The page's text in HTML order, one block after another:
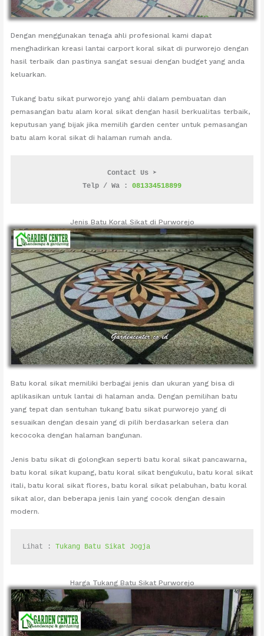
Dengan menggunakan tenaga ahli profesional kami dapat
menghadirkan kreasi lantai carport koral sikat di purworejo dengan
hasil terbaik dan pastinya sangat sesuai dengan budget yang anda
keluarkan.
Tukang batu sikat purworejo yang ahli dalam pembuatan dan
pemasangan batu alam koral sikat dengan hasil berkualitas terbaik,
keputusan yang bijak jika memilih garden center untuk pemasangan
batu alam koral sikat di halaman rumah anda.
Contact Us ➤
Telp / Wa : 081334518899
Jenis Batu Koral Sikat di Purworejo
Batu koral sikat memiliki berbagai jenis dan ukuran yang bisa di
aplikasikan untuk lantai di halaman anda. Dengan pemilihan batu
yang tepat dan sentuhan tukang batu sikat purworejo yang di
sesuaikan dengan desain yang di pilih berdasarkan selera dan
kecocoka dengan halaman bangunan.
Jenis batu sikat di golongkan seperti batu koral sikat pancawarna,
batu koral sikat kupang, batu koral sikat bengukulu, batu koral sikat
itali, batu koral sikat flores, batu koral sikat pelabuhan, batu koral
sikat alor, dan beberapa jenis lain yang cocok dengan desain
modern.
Lihat : Tukang Batu Sikat Jogja
Harga Tukang Batu Sikat Purworejo